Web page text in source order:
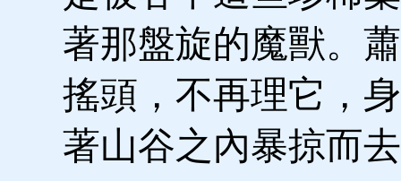
著那盤旋的魔獸。
搖頭，不再理它，
著山谷之內暴掠而